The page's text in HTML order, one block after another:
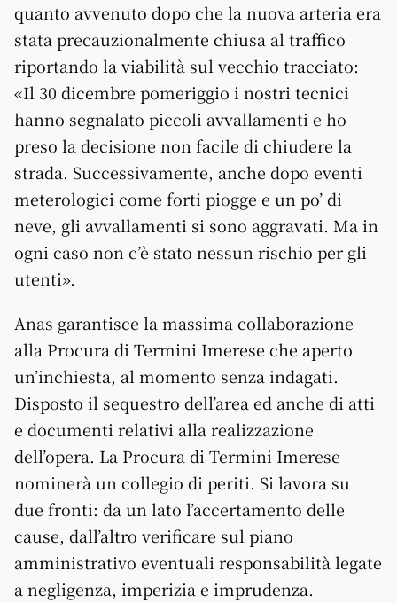
quanto avvenuto dopo che la nuova arteria era
stata precauzionalmente chiusa al traffico
riportando la viabilità sul vecchio tracciato:
«Il 30 dicembre pomeriggio i nostri tecnici
hanno segnalato piccoli avvallamenti e ho
preso la decisione non facile di chiudere la
strada. Successivamente, anche dopo eventi
meterologici come forti piogge e un po’ di
neve, gli avvallamenti si sono aggravati. Ma in
ogni caso non c’è stato nessun rischio per gli
utenti».
Anas garantisce la massima collaborazione
alla Procura di Termini Imerese che aperto
un’inchiesta, al momento senza indagati.
Disposto il sequestro dell’area ed anche di atti
e documenti relativi alla realizzazione
dell’opera. La Procura di Termini Imerese
nominerà un collegio di periti. Si lavora su
due fronti: da un lato l’accertamento delle
cause, dall’altro verificare sul piano
amministrativo eventuali responsabilità legate
a negligenza, imperizia e imprudenza.